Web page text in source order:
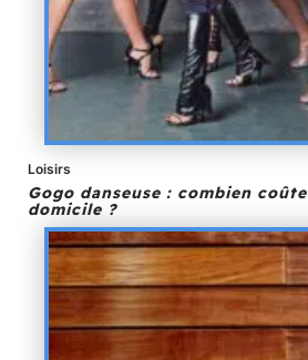
Loisirs
Gogo danseuse : combien
domicile ?